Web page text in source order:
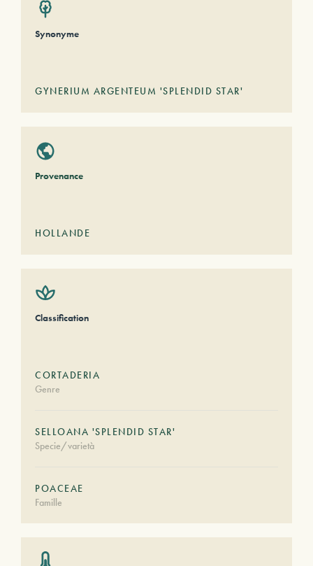
Synonyme
GYNERIUM ARGENTEUM 'SPLENDID STAR'
Provenance
HOLLANDE
Classification
CORTADERIA
Genre
SELLOANA 'SPLENDID STAR'
Specie/varietà
POACEAE
Famille